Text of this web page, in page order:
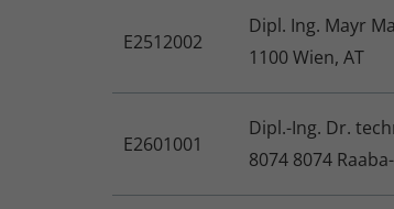
E2512002
Dipl. Ing. Mayr
1100 Wien, AT
E2601001
Dipl.-Ing. Dr.
8074 8074